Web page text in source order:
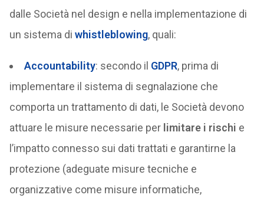
dalle Società nel design e nella implementazione di
un sistema di whistleblowing, quali:
Accountability: secondo il GDPR, prima di
implementare il sistema di segnalazione che
comporta un trattamento di dati, le Società devono
attuare le misure necessarie perlimitare i rischi e
l’impatto connesso sui dati trattati e garantirne la
protezione (adeguate misure tecniche e
organizzative come misure informatiche,